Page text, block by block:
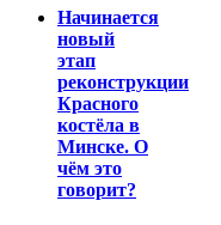
Начинается
новый
этап
реконструкции
Красного
костёла в
Минске. О
чём это
говорит?